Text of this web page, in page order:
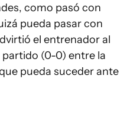
como pasó con
pueda pasar con
el entrenador al
(0-0) entre la
pueda suceder ante